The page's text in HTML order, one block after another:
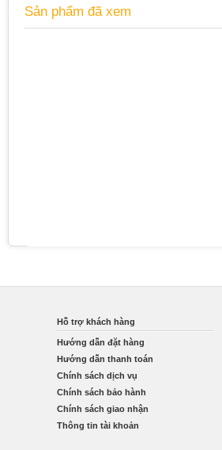
Sản phẩm đã xem
Hỗ trợ khách hàng
Hướng dẫn đặt hàng
Hướng dẫn thanh toán
Chính sách dịch vụ
Chính sách bảo hành
Chính sách giao nhận
Thông tin tài khoản